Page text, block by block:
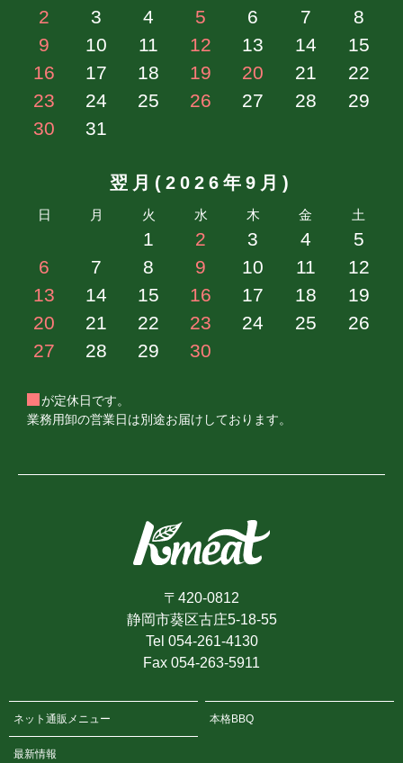
2
3 4 5 6 7
8
9
10 11 12 13 14
15
16
17 18 19 20 21
22
23
24 25 26 27 28
29
30
31
翌月(2026年9月)
日 月 火 水 木 金 土
1 2 3 4
5
6
7 8 9 10 11
12
13
14 15 16 17 18
19
20
21 22 23 24 25
26
27
28 29 30
が定休日です。
業務用卸の営業日は別途お届けしております。
〒420-0812
静岡市葵区古庄5-18-55
Tel 054-261-4130
Fax 054-263-5911
ネット通販メニュー 本格BBQ
最新情報